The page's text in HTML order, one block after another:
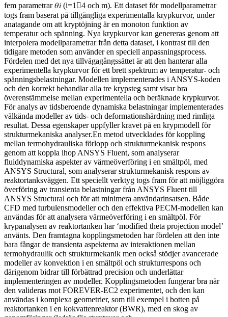
fem parametrar 𝜃𝑖 (i=14 och m). Ett dataset för modellparametrar
togs fram baserat på tillgängliga experimentalla krypkurvor, under
anatagande om att kryptöjning är en monoton funktion av
temperatur och spänning. Nya krypkurvor kan genereras genom att
interpolera modellparametrar från detta dataset, i kontrast till den
tidigare metoden som använder en speciell anpassningsprocess.
Fördelen med det nya tillvägagångssättet är att den hanterar alla
experimentella krypkurvor för ett brett spektrum av temperatur- och
spänningsbelastningar. Modellen implementerades i ANSYS-koden
och den korrekt behandlar alla tre krypsteg samt visar bra
överenstämmelse mellan experimentella och beräknade krypkurvor.
För analys av tidsberoende dynamiska belastningar implementerades
välkända modeller av tids- och deformationshärdning med rimliga
resultat. Dessa egenskaper uppfyller kravet på en krypmodell för
strukturmekaniska analyser.En metod utvecklades för koppling
mellan termohydrauliska förlopp och strukturmekanisk respons
genom att koppla ihop ANSYS Fluent, som analyserar
fluiddynamiska aspekter av värmeöverföring i en smältpöl, med
ANSYS Structural, som analyserar strukturmekanisk respons av
reaktortanksväggen. Ett speciellt verktyg togs fram för att möjliggöra
överföring av transienta belastningar från ANSYS Fluent till
ANSYS Structural och för att minimera användarinsatsen. Både
CFD med turbulensmodeller och den effektiva PECM-modellen kan
användas för att analysera värmeöverföring i en smältpöl. För
krypanalysen av reaktortanken har ‘modified theta projection model’
använts. Den framtagna kopplingsmetoden har fördelen att den inte
bara fångar de transienta aspekterna av interaktionen mellan
termohydraulik och strukturmekanik men också stödjer avancerade
modeller av konvektion i en smältpöl och strukturrespons och
därigenom bidrar till förbättrad precision och underlättar
implementeringen av modeller. Kopplingsmetoden fungerar bra när
den valideras mot FOREVER-EC2 experimentet, och den kan
användas i komplexa geometrier, som till exempel i botten på
reaktortanken i en kokvattenreaktor (BWR), med en skog av